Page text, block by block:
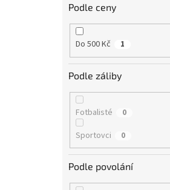
Podle ceny
Do 500 Kč 1
Podle záliby
Fotbalisté 0
Sportovci 0
Podle povolání